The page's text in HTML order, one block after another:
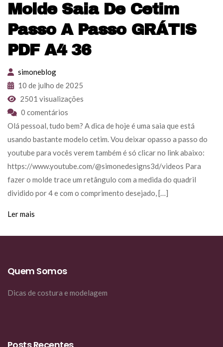
Molde Saia De Cetim
Passo A Passo GRÁTIS
PDF A4 36
simoneblog
10 de julho de 2025
2501 visualizações
0 comentários
Olá pessoal, tudo bem? A dica de hoje é uma saia que está
usando bastante modelo cetim. Vou deixar opasso a passo do
youtube para vocês verem também é só clicar no link abaixo:
https://www.youtube.com/@simonedesigns3d/videos Para
fazer o molde trace um retângulo com a medida do quadril
dividido por 4 e com o comprimento desejado, […]
Ler mais
Quem Somos
Dicas de costura e modelagem